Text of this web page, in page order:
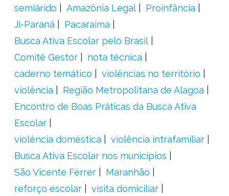
semiárido Amazônia Legal
Proinfância
Ji-Paraná
Pacaraima
Busca Ativa Escolar pelo Brasil
Comitê Gestor
nota técnica
caderno temático
violências no território
violência
Região Metropolitana de Alagoa
Encontro de Boas Práticas da Busca Ativa
Escolar
violência doméstica
violência intrafamiliar
Busca Ativa Escolar nos municípios
São Vicente Férrer
Maranhão
reforço escolar
visita domiciliar